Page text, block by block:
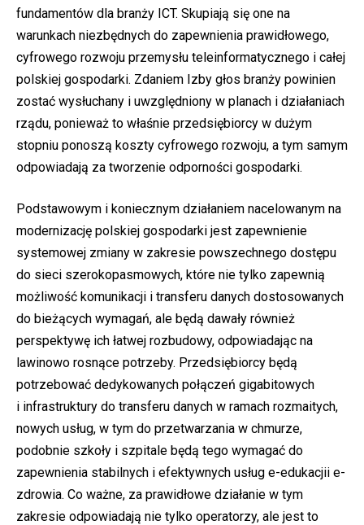
fundamentów dla branży ICT. Skupiają się one na
warunkach niezbędnych do zapewnienia prawidłowego,
cyfrowego rozwoju przemysłu teleinformatycznego i całej
polskiej gospodarki. Zdaniem Izby głos branży powinien
zostać wysłuchany i uwzględniony w planach i działaniach
rządu, ponieważ to właśnie przedsiębiorcy w dużym
stopniu ponoszą koszty cyfrowego rozwoju, a tym samym
odpowiadają za tworzenie odporności gospodarki.
Podstawowym i koniecznym działaniem nacelowanym na
modernizację polskiej gospodarki jest zapewnienie
systemowej zmiany w zakresie powszechnego dostępu
do sieci szerokopasmowych, które nie tylko zapewnią
możliwość komunikacji i transferu danych dostosowanych
do bieżących wymagań, ale będą dawały również
perspektywę ich łatwej rozbudowy, odpowiadając na
lawinowo rosnące potrzeby. Przedsiębiorcy będą
potrzebować dedykowanych połączeń gigabitowych
i infrastruktury do transferu danych w ramach rozmaitych,
nowych usług, w tym do przetwarzania w chmurze,
podobnie szkoły i szpitale będą tego wymagać do
zapewnienia stabilnych i efektywnych usług e-edukacjii e-
zdrowia. Co ważne, za prawidłowe działanie w tym
zakresie odpowiadają nie tylko operatorzy, ale jest to